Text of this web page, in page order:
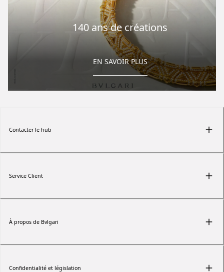
140 ans de créations
EN SAVOIR PLUS
Contacter le hub
Service Client
À propos de Bvlgari
Confidentialité et législation